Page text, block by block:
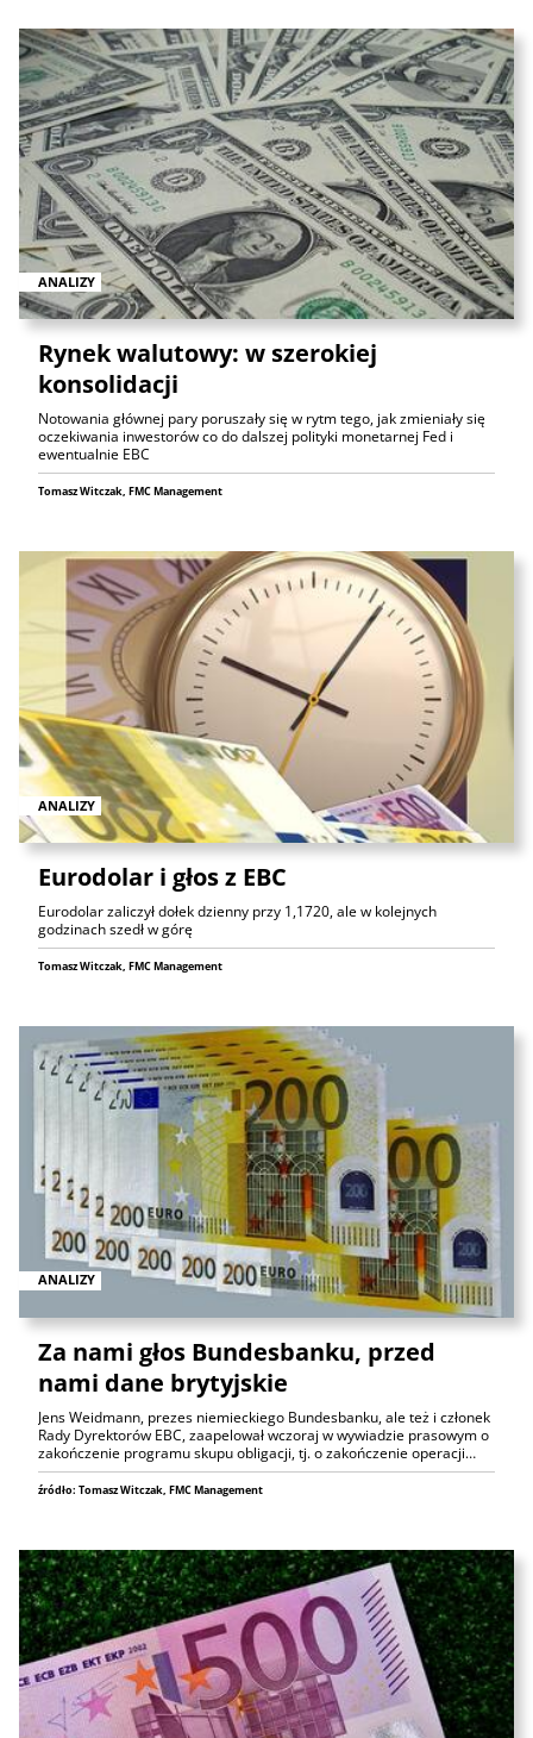
ANALIZY
Rynek walutowy: w szerokiej
konsolidacji
Notowania głównej pary poruszały się w rytm tego, jak zmieniały się
oczekiwania inwestorów co do dalszej polityki monetarnej Fed i
ewentualnie EBC
Tomasz Witczak, FMC Management
ANALIZY
Eurodolar i głos z EBC
Eurodolar zaliczył dołek dzienny przy 1,1720, ale w kolejnych
godzinach szedł w górę
Tomasz Witczak, FMC Management
ANALIZY
Za nami głos Bundesbanku, przed
nami dane brytyjskie
Jens Weidmann, prezes niemieckiego Bundesbanku, ale też i członek
Rady Dyrektorów EBC, zaapelował wczoraj w wywiadzie prasowym o
zakończenie programu skupu obligacji, tj. o zakończenie operacji…
źródło: Tomasz Witczak, FMC Management